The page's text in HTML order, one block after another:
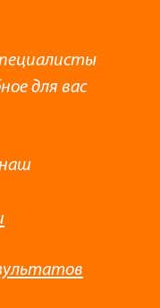
для вас